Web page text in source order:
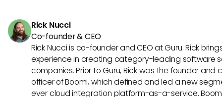
Rick Nucci
Co-founder & CEO
Rick Nucci is co-founder and CEO at Guru. Rick
experience in creating category-leading software
companies. Prior to Guru, Rick was the founder and
officer of Boomi, which defined and led a new
ever cloud integration platform-as-a-service.